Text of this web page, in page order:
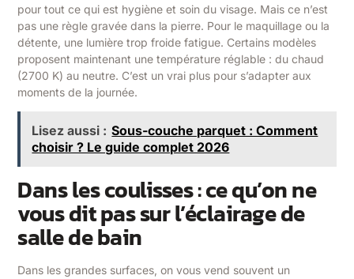
pour tout ce qui est hygiène et soin du visage. Mais ce n’est
pas une règle gravée dans la pierre. Pour le maquillage ou la
détente, une lumière trop froide fatigue. Certains modèles
proposent maintenant une température réglable : du chaud
(2700 K) au neutre. C’est un vrai plus pour s’adapter aux
moments de la journée.
Lisez aussi : Sous-couche parquet : Comment
choisir ? Le guide complet 2026
Dans les coulisses : ce qu’on ne
vous dit pas sur l’éclairage de
salle de bain
Dans les grandes surfaces, on vous vend souvent un